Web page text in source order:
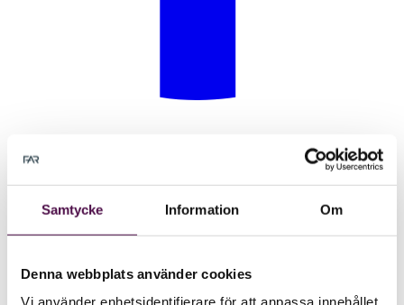
Samtycke Information Om
Denna webbplats använder cookies
Vi använder enhetsidentifierare för att anpassa innehållet